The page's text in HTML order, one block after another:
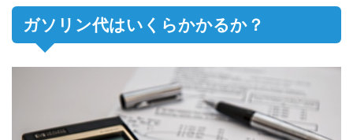
ガソリン代はいくらかかるか？